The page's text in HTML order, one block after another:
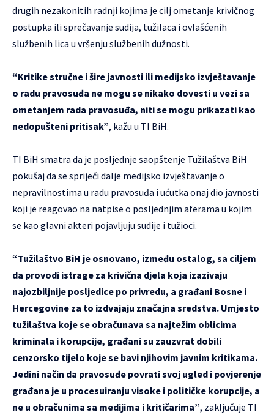
drugih nezakonitih radnji kojima je cilj ometanje krivičnog
postupka ili sprečavanje sudija, tužilaca i ovlašćenih
službenih lica u vršenju službenih dužnosti.
“Kritike stručne i šire javnosti ili medijsko izvještavanje
o radu pravosuđa ne mogu se nikako dovesti u vezi sa
ometanjem rada pravosuđa, niti se mogu prikazati kao
nedopušteni pritisak”, kažu u TI BiH.
TI BiH smatra da je posljednje saopštenje Tužilaštva BiH
pokušaj da se spriječi dalje medijsko izvještavanje o
nepravilnostima u radu pravosuđa i ućutka onaj dio javnosti
koji je reagovao na natpise o posljednjim aferama u kojim
se kao glavni akteri pojavljuju sudije i tužioci.
“Tužilaštvo BiH je osnovano, između ostalog, sa ciljem
da provodi istrage za krivična djela koja izazivaju
najozbiljnije posljedice po privredu, a građani Bosne i
Hercegovine za to izdvajaju značajna sredstva. Umjesto
tužilaštva koje se obračunava sa najtežim oblicima
kriminala i korupcije, građani su zauzvrat dobili
cenzorsko tijelo koje se bavi njihovim javnim kritikama.
Jedini način da pravosuđe povrati svoj ugled i povjerenje
građana je u procesuiranju visoke i političke korupcije, a
ne u obračunima sa medijima i kritičarima”, zaključuje TI